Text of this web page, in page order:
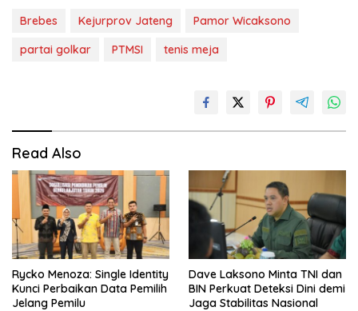
Brebes Kejurprov Jateng
Pamor Wicaksono
partai golkar
PTMSI tenis meja
Read Also
Rycko Menoza: Single Identity
Kunci Perbaikan Data Pemilih
Jelang Pemilu
Dave Laksono Minta TNI dan
BIN Perkuat Deteksi Dini demi
Jaga Stabilitas Nasional